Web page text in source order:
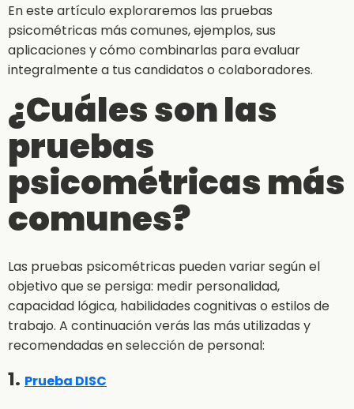
En este artículo exploraremos las pruebas
psicométricas más comunes, ejemplos, sus
aplicaciones y cómo combinarlas para evaluar
integralmente a tus candidatos o colaboradores.
¿Cuáles son las
pruebas
psicométricas más
comunes?
Las pruebas psicométricas pueden variar según el
objetivo que se persiga: medir personalidad,
capacidad lógica, habilidades cognitivas o estilos de
trabajo. A continuación verás las más utilizadas y
recomendadas en selección de personal:
1. Prueba DISC